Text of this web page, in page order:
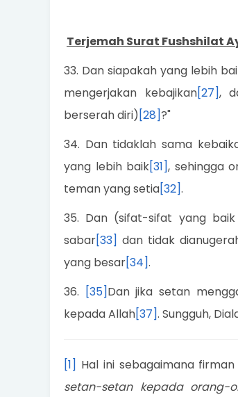
Terjemah Surat Fushshilat
33. Dan siapakah yang lebih
mengerjakan kebajikan[27],
berserah diri) [28]?"
34. Dan tidaklah sama
yang lebih baik[31], sehingga
teman yang setia[32].
35. Dan (sifat-sifat yang
sabar[33] dan tidak
yang besar[34].
36. [35]Dan jika setan
kepada Allah[37]. Sungguh,
[1] Hal ini sebagaimana firman
setan-setan kepada orang-